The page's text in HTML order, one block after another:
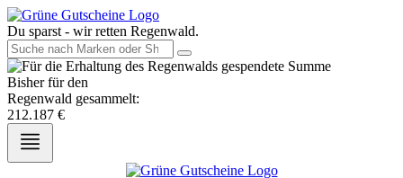
Du sparst - wir retten Regenwald.
Bisher für den
Regenwald gesammelt:
212.187 €